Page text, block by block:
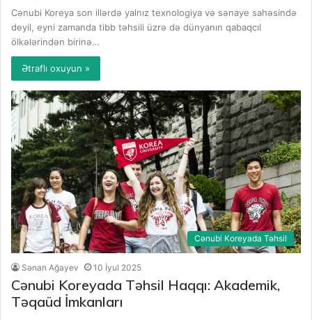
Cənubi Koreya son illərdə yalnız texnologiya və sənaye sahəsində
deyil, eyni zamanda tibb təhsili üzrə də dünyanın qabaqcıl
ölkələrindən birinə…
Ətraflı oxuyun »
Cənubi Koreyada Təhsil
Sənan Ağayev 10 İyul 2025
Cənubi Koreyada Təhsil Haqqı: Akademik,
Təqaüd İmkanları